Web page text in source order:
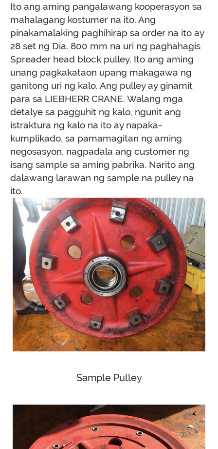
Ito ang aming pangalawang kooperasyon sa
mahalagang kostumer na ito. Ang
pinakamalaking paghihirap sa order na ito ay
28 set ng Dia. 800 mm na uri ng paghahagis
Spreader head block pulley. Ito ang aming
unang pagkakataon upang makagawa ng
ganitong uri ng kalo. Ang pulley ay ginamit
para sa LIEBHERR CRANE. Walang mga
detalye sa pagguhit ng kalo, ngunit ang
istraktura ng kalo na ito ay napaka-
kumplikado, sa pamamagitan ng aming
negosasyon, nagpadala ang customer ng
isang sample sa aming pabrika. Narito ang
dalawang larawan ng sample na pulley na
ito.
Sample Pulley